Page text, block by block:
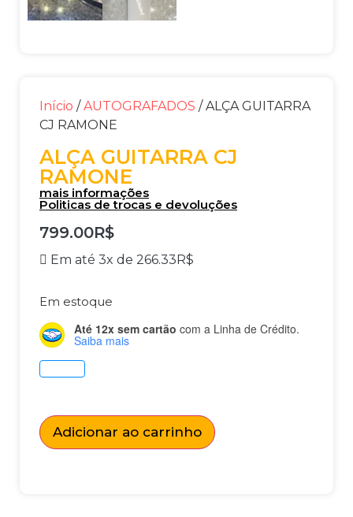
Início /AUTOGRAFADOS / ALÇA GUITARRA
CJ RAMONE
ALÇA GUITARRA CJ
RAMONE
mais informações
Politicas de trocas e devoluções
799.00R$
Em até 3x de 266.33R$
Em estoque
Até 12x sem cartão com a Linha de Crédito.
Saiba mais
Adicionar ao carrinho